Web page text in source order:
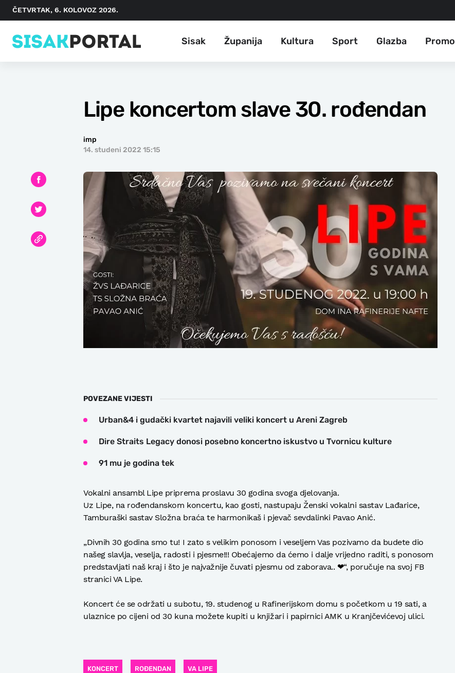
ČETVRTAK, 6. KOLOVOZ 2026.
Sisak Županija Kultura Sport Glazba Promo
Lipe koncertom slave 30. rođendan
imp
14. studeni 2022 15:15
POVEZANE VIJESTI
Urban&4 i gudački kvartet najavili veliki koncert u Areni Zagreb
Dire Straits Legacy donosi posebno koncertno iskustvo u Tvornicu kulture
91 mu je godina tek
Vokalni ansambl Lipe priprema proslavu 30 godina svoga djelovanja.
Uz Lipe, na rođendanskom koncertu, kao gosti, nastupaju Ženski vokalni sastav Lađarice,
Tamburaški sastav Složna braća te harmonikaš i pjevač sevdalinki Pavao Anić.
„Divnih 30 godina smo tu! I zato s velikim ponosom i veseljem Vas pozivamo da budete dio
našeg slavlja, veselja, radosti i pjesme!!! Obećajemo da ćemo i dalje vrijedno raditi, s ponosom
predstavljati naš kraj i što je najvažnije čuvati pjesmu od zaborava.. ❤“, poručuje na svoj FB
stranici VA Lipe.
Koncert će se održati u subotu, 19. studenog u Rafinerijskom domu s početkom u 19 sati, a
ulaznice po cijeni od 30 kuna možete kupiti u knjižari i papirnici AMK u Kranjčevićevoj ulici.
KONCERT ROĐENDAN VA LIPE